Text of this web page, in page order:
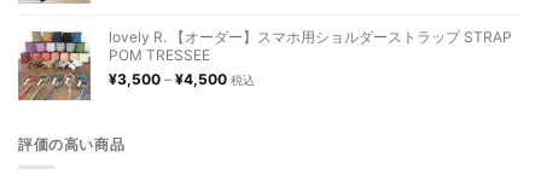
¥3,000
¥4,000
lovely R. 【オーダー】スマホ用ショルダーストラップ STRAP
POM TRESSEE
¥3,500 – ¥4,500価税込
評価の高い商品